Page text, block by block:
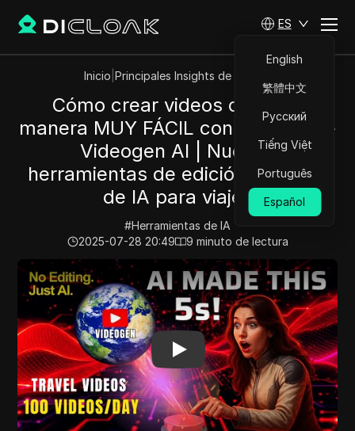
ES
English
繁體中文
Русский
Tiếng Việt
Português
Español
Inicio Principales Insights de Videos
Cómo crear videos de IA de
manera MUY FÁCIL con ChatGPT +
Videogen AI | Nuevas
herramientas de edición de video
de IA para viajes
#Herramientas de IA
2025-07-28 20:49
9 minuto de lectura
Play Video: Cómo crear videos de IA de manera MUY